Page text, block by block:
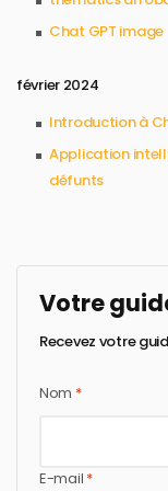
Chat GPT image
février 2024
Introduction à
Application
défunts
Votre
Recevez votre
Nom *
E-mail *